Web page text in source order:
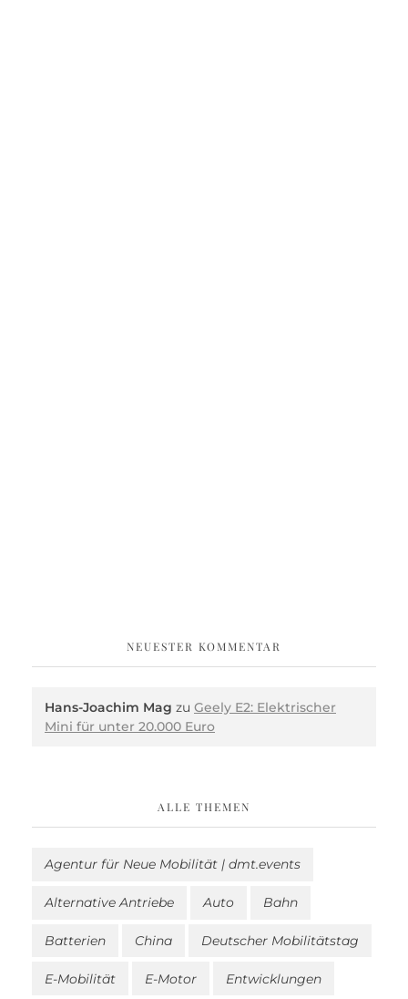
NEUESTER KOMMENTAR
Hans-Joachim Mag zu Geely E2: Elektrischer
Mini für unter 20.000 Euro
ALLE THEMEN
Agentur für Neue Mobilität | dmt.events
Alternative Antriebe Auto Bahn
Batterien China Deutscher Mobilitätstag
E-Mobilität E-Motor Entwicklungen